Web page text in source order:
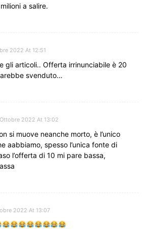
a salire.
2022 At 12:51
gli articoli.. Offerta irrinunciabile è 20
svenduto…
2022 At 13:02
si muove neanche morto, è l’unico
aabbiamo, spesso l’unica fonte di
l’offerta di 10 mi pare bassa,
2022 At 13:07